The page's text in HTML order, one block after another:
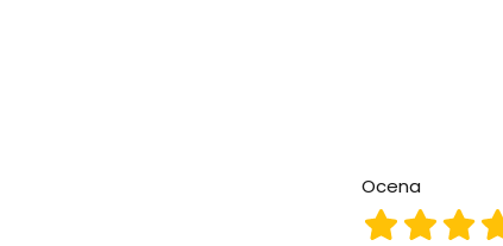
Ocena
Ocena 1